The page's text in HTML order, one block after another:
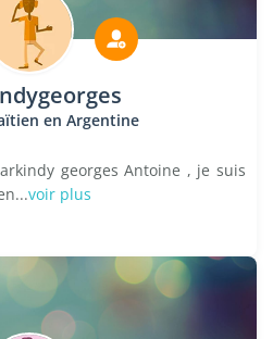
en Argentine
georges Antoine , je suis
voir plus